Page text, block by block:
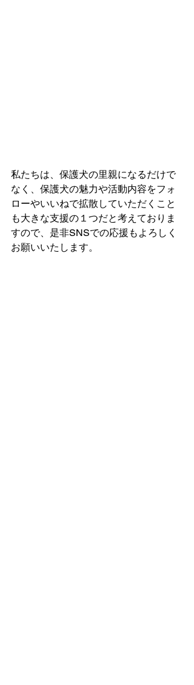
私たちは、保護犬の里親になるだけで
なく、保護犬の魅力や活動内容をフォ
ローやいいねで拡散していただくこと
も大きな支援の１つだと考えておりま
すので、是非SNSでの応援もよろしく
お願いいたします。